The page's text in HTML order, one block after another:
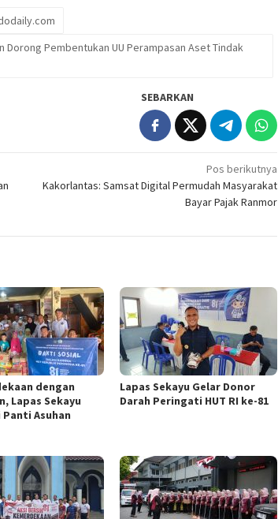
Pembentukan UU Perampasan Aset Tindak
SEBARKAN
Pos berikutnya
Kakorlantas: Samsat Digital Permudah Masyarakat
Bayar Pajak Ranmor
dengan
Lapas Sekayu
Asuhan
Lapas Sekayu Gelar Donor
Darah Peringati HUT RI ke-81